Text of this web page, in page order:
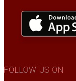
FOLLOW US ON